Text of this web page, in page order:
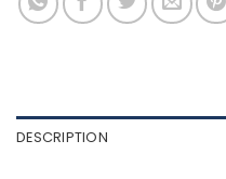
DESCRIPTION